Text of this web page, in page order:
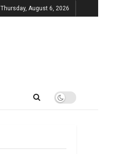
Thursday, August 6, 2026